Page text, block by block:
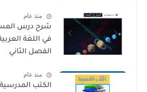
منذ عام
شرح درس
في اللغة
الفصل الثاني
منذ عام
الكتب المدرسية